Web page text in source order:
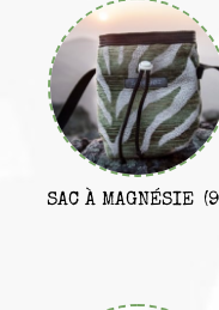
SAC À MAGNÉSIE